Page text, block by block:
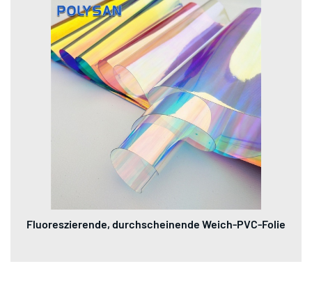
Fluoreszierende, durchscheinende Weich-PVC-Folie